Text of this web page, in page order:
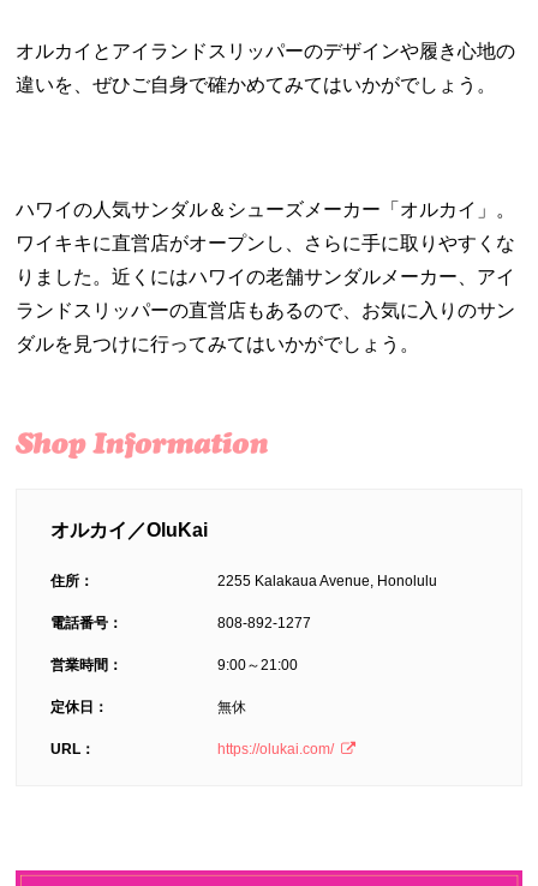
オルカイとアイランドスリッパーのデザインや履き心地の
違いを、ぜひご自身で確かめてみてはいかがでしょう。
ハワイの人気サンダル＆シューズメーカー「オルカイ」。
ワイキキに直営店がオープンし、さらに手に取りやすくな
りました。近くにはハワイの老舗サンダルメーカー、アイ
ランドスリッパーの直営店もあるので、お気に入りのサン
ダルを見つけに行ってみてはいかがでしょう。
オルカイ／OluKai
住所： 2255 Kalakaua Avenue, Honolulu
電話番号： 808-892-1277
営業時間： 9:00～21:00
定休日： 無休
URL： https://olukai.com/